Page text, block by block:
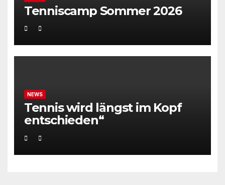
Tenniscamp Sommer 2026
NEWS
Tennis wird längst im Kopf
entschieden“